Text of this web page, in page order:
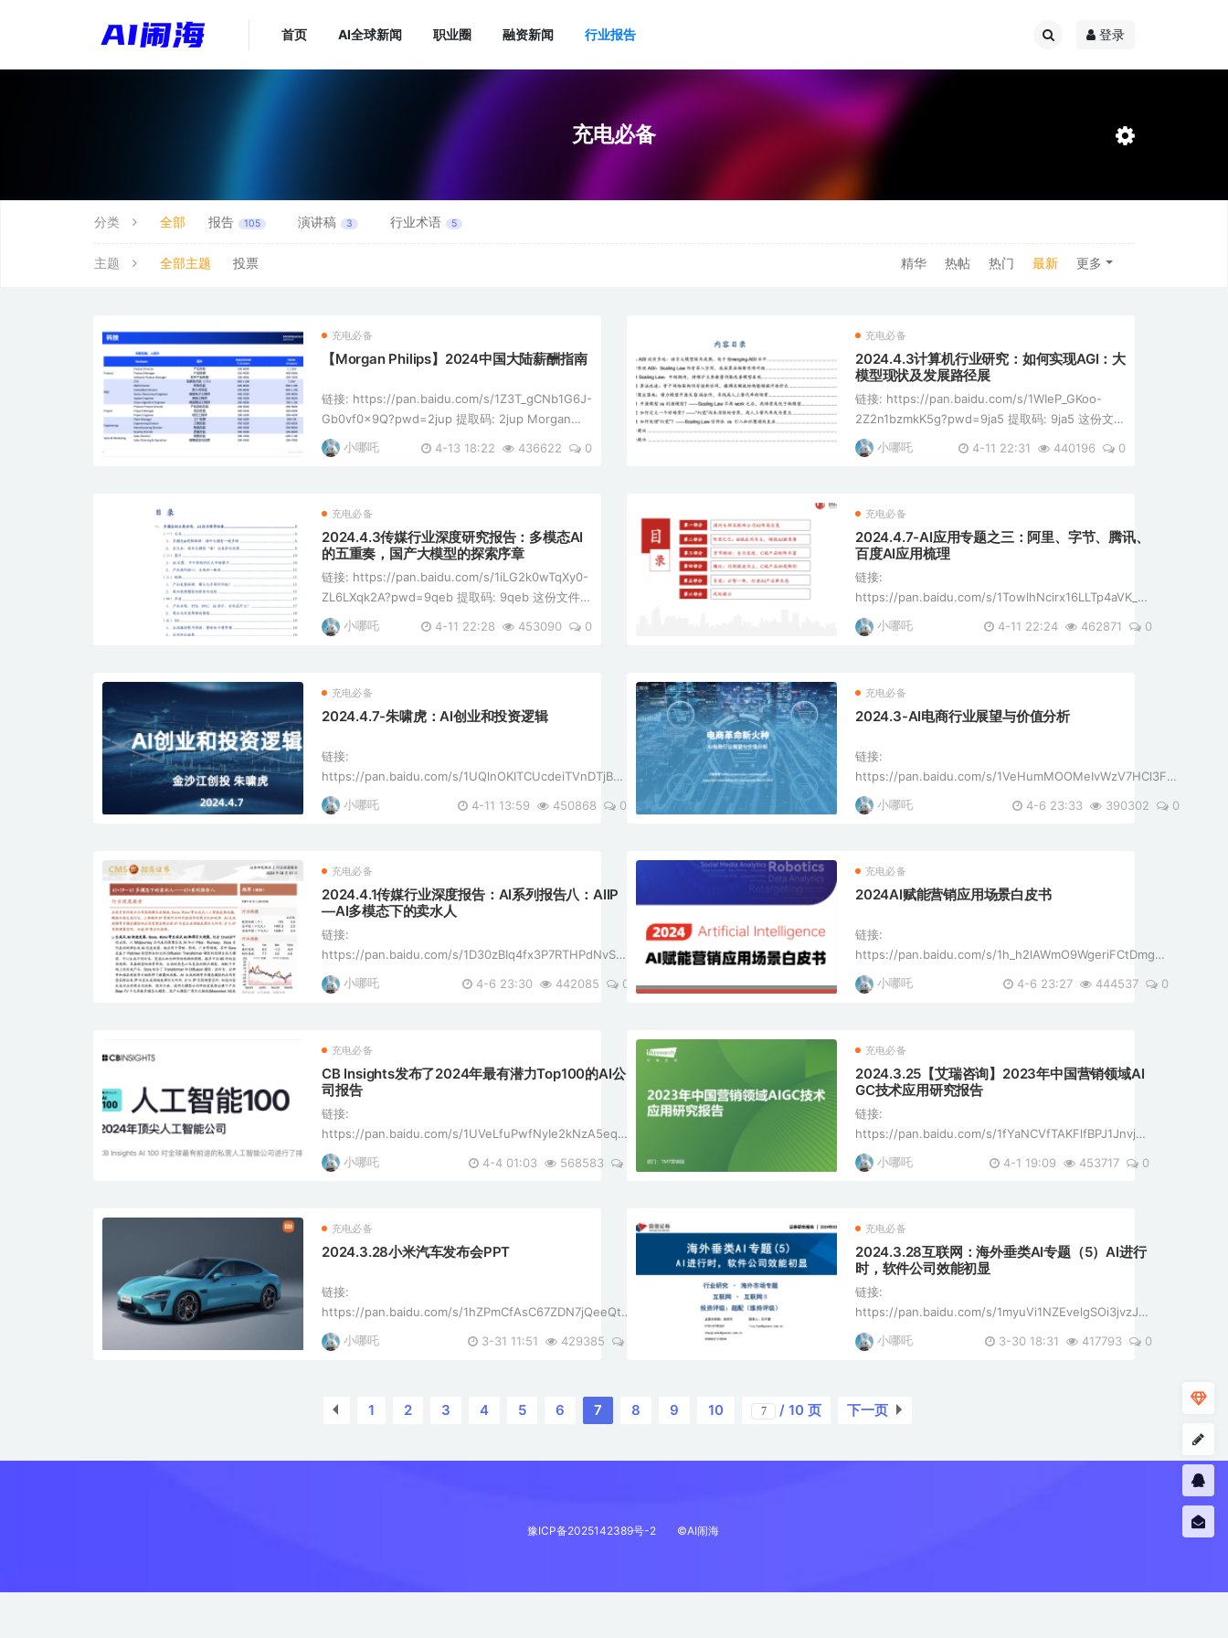
首页 AI全球新闻 职业圈 融资新闻 行业报告 登录
充电必备
分类 全部 报告 105 演讲稿 3 行业术语 5
主题 全部主题 投票 更多
最新
热门
热帖
精华
充电必备
【Morgan Philips】2024中国大陆薪酬指南
链接: https://pan.baidu.com/s/1Z3T_gCNb1G6J-
Gb0vf0x9Q?pwd=2jup 提取码: 2jup Morgan
Philips 2024中国大陆薪酬指南关于Morgan
Philips Group： [*]成立于2013年，总部位于中
小哪吒 4-13 18:22 436622 0
充电必备
2024.4.3计算机行业研究：如何实现AGI：大
模型现状及发展路径展
链接: https://pan.baidu.com/s/1WIeP_GKoo-
2Z2n1bzmkK5g?pwd=9ja5 提取码: 9ja5 这份文件
是国金证券发布的关于计算机行业研究的报告，主
题为“如何实现AGI：大模型现状及发展路径展”，发
小哪吒 4-11 22:31 440196 0
充电必备
2024.4.3传媒行业深度研究报告：多模态AI
的五重奏，国产大模型的探索序章
链接: https://pan.baidu.com/s/1iLG2k0wTqXy0-
ZL6LXqk2A?pwd=9qeb 提取码: 9qeb 这份文件是
华创证券发布的关于传媒行业深度研究的报告，主
题为“多模态AI的五重奏，国产大模型的探索序章”，
小哪吒 4-11 22:28 453090 0
充电必备
2024.4.7-AI应用专题之三：阿里、字节、腾讯、
百度AI应用梳理
链接:
https://pan.baidu.com/s/1TowlhNcirx16LLTp4aVK_Q?
pwd=cydg 提取码: cydg 这份文件是一份关于国内头部
互联网公司AI应用的研究报告，由国联证券传媒互联网研
小哪吒 4-11 22:24 462871 0
充电必备
2024.4.7-朱啸虎：AI创业和投资逻辑
链接:
https://pan.baidu.com/s/1UQlnOKITCUcdeiTVnDTjBA?
pwd=qx4n 提取码: qx4n 这份文件是关于AI创业和投资逻
辑的演讲资料，主要内容包括以下几个方面： [*]AI创业现
小哪吒 4-11 13:59 450868 0
充电必备
2024.3-AI电商行业展望与价值分析
链接:
https://pan.baidu.com/s/1VeHumMOOMeIvWzV7HCl3FA?
pwd=67bf 提取码: 67bf 这份文件是一份关于AI在电商行业应
用的展望与价值分析报告，由亿欧智库（EO Intelligence）发
小哪吒 4-6 23:33 390302 0
充电必备
2024.4.1传媒行业深度报告：AI系列报告八：AIIP
—AI多模态下的卖水人
链接:
https://pan.baidu.com/s/1D30zBIq4fx3P7RTHPdNvSg?
pwd=7tgh 提取码: 7tgh 这份文件是一份关于AI在传媒行
业应用的深度研究报告，重点关注了AI多模态技术如何赋能
小哪吒 4-6 23:30 442085 0
充电必备
2024AI赋能营销应用场景白皮书
链接:
https://pan.baidu.com/s/1h_h2lAWmO9WgeriFCtDmgA?
pwd=2w1u 提取码: 2w1u 这份文件是一份关于AI在营销领
域应用的白皮书，由爱点击集团iClick（NASDAQ:ICLK）发
小哪吒 4-6 23:27 444537 0
充电必备
CB Insights发布了2024年最有潜力Top100的AI公
司报告
链接:
https://pan.baidu.com/s/1UVeLfuPwfNyIe2kNzA5eqw?
pwd=5en3 提取码: 5en3 这两份文件提供了关于2024年
最有前景的人工智能初创公司的信息。以下是核心内容的整
小哪吒 4-4 01:03 568583
充电必备
2024.3.25【艾瑞咨询】2023年中国营销领域AI
GC技术应用研究报告
链接:
https://pan.baidu.com/s/1fYaNCVfTAKFlfBPJ1JnvjA?
pwd=5dsd 提取码: 5dsd 这份文件是一份由艾瑞咨询发
布的关于2023年中国营销领域AIGC（人工智能生成内
小哪吒 4-1 19:09 453717 0
充电必备
2024.3.28小米汽车发布会PPT
链接:
https://pan.baidu.com/s/1hZPmCfAsC67ZDN7jQeeQtA?
pwd=xa9i 提取码: xa9i 2024年3月28日，小米汽车SU7正
式上市并公布价格。上市4分钟，大定破万；上市7分钟，大
小哪吒 3-31 11:51 429385
充电必备
2024.3.28互联网：海外垂类AI专题（5）AI进行
时，软件公司效能初显
链接:
https://pan.baidu.com/s/1myuVi1NZEvelgSOi3jvzJA?
pwd=iqfy 提取码: iqfy 这份文件是一份关于海外AI应用
在软件公司中的发展和商业化进程的研究报告。以下是报
小哪吒 3-30 18:31 417793 0
1 2 3 4 5 6 7 8 9 10 / 10 页 下一页
豫ICP备2025142389号-2 ©AI闹海